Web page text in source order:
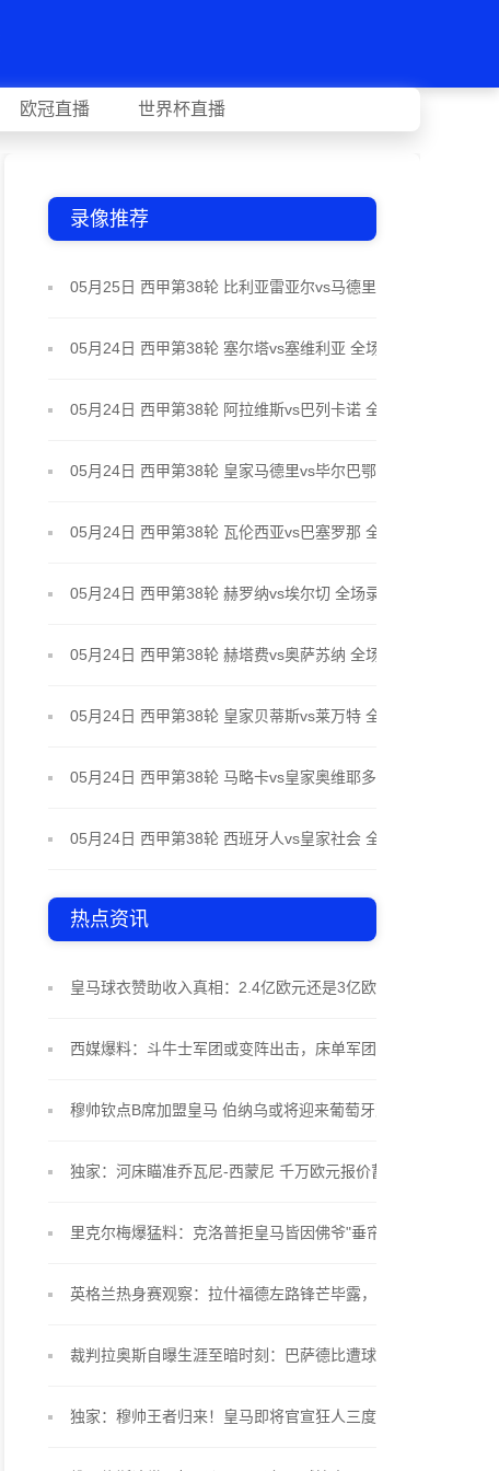
欧冠直播 世界杯直播
录像推荐
05月25日 西甲第38轮 比利亚雷亚尔vs马德里竞技 全
05月24日 西甲第38轮 塞尔塔vs塞维利亚 全场录像
05月24日 西甲第38轮 阿拉维斯vs巴列卡诺 全场录像
05月24日 西甲第38轮 皇家马德里vs毕尔巴鄂竞技 全
05月24日 西甲第38轮 瓦伦西亚vs巴塞罗那 全场录像
05月24日 西甲第38轮 赫罗纳vs埃尔切 全场录像
05月24日 西甲第38轮 赫塔费vs奥萨苏纳 全场录像
05月24日 西甲第38轮 皇家贝蒂斯vs莱万特 全场录像
05月24日 西甲第38轮 马略卡vs皇家奥维耶多 全场录
05月24日 西甲第38轮 西班牙人vs皇家社会 全场录像
热点资讯
皇马球衣赞助收入真相：2.4亿欧元还是3亿欧元？
西媒爆料：斗牛士军团或变阵出击，床单军团锁定"小
穆帅钦点B席加盟皇马 伯纳乌或将迎来葡萄牙双星联
独家：河床瞄准乔瓦尼-西蒙尼 千万欧元报价蓄势待
里克尔梅爆猛料：克洛普拒皇马皆因佛爷"垂帘听政"
英格兰热身赛观察：拉什福德左路锋芒毕露，贝林厄
裁判拉奥斯自曝生涯至暗时刻：巴萨德比遭球员言语
独家：穆帅王者归来！皇马即将官宣狂人三度执掌银